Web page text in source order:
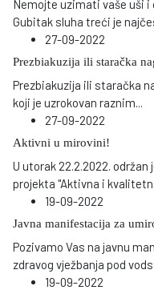
Nemojte uzimati vaše uši i
Gubitak sluha treći je
27-09-2022
Prezbiakuzija ili staračka
Prezbiakuzija ili staračka
koji je uzrokovan raznim
27-09-2022
Aktivni u mirovini!
U utorak 22.2.2022.
projekta "Aktivna i
19-09-2022
Javna manifestacija za
Pozivamo Vas na javnu
zdravog vježbanja pod
19-09-2022